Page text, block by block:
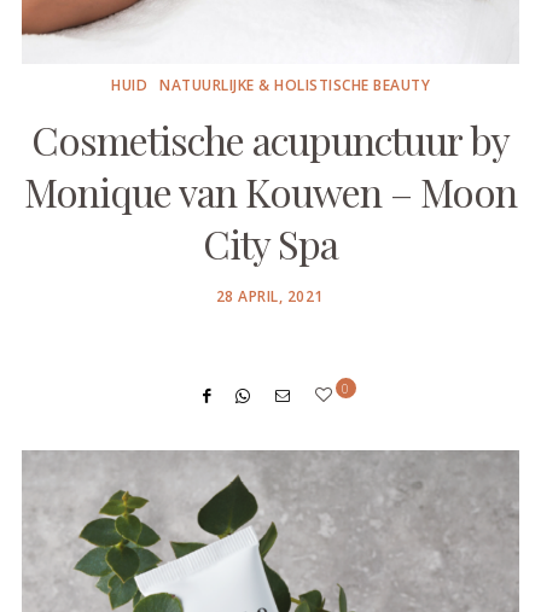
HUID NATUURLIJKE & HOLISTISCHE BEAUTY
Cosmetische acupunctuur by
Monique van Kouwen – Moon
City Spa
POSTED
28 APRIL, 2021
0